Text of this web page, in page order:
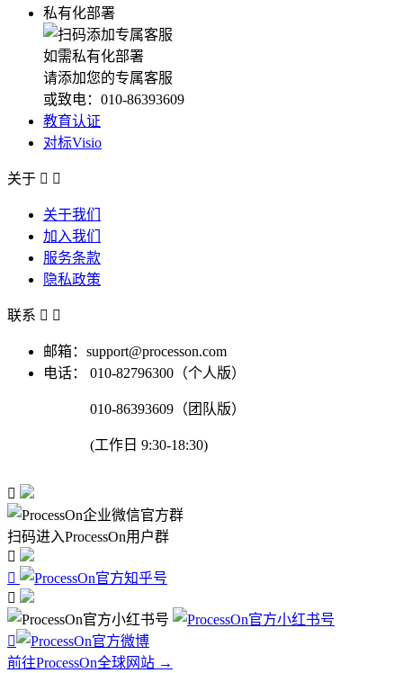
私有化部署
如需私有化部署
请添加您的专属客服
或致电：010-86393609
教育认证
对标Visio
关于  
关于我们
加入我们
服务条款
隐私政策
联系  
邮箱：support@processon.com
电话：
010-82796300（个人版）
010-86393609（团队版）
(工作日 9:30-18:30)

扫码进入ProcessOn用户群




前往ProcessOn全球网站 →